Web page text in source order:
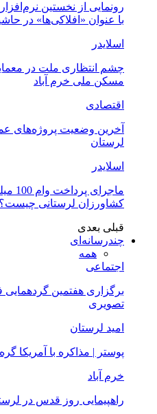
رونمایی از نخستین
با عنوان «افلاکی‌ها» در
اسلایدر
مسکن ملی خرم آباد
اقتصادی
آخرین وضعیت پروژه‌های
لرستان
اسلایدر
کشاورزان لرستانی چیست؟
قبلی بعدی
چندرسانه‌ای
همه
اجتماعی
برگزاری هفتمین گردهمایی
تصویری
امید لرستان
پوستر | مذاکره با آمریکا
خرم آباد
راهپیمایی روز قدس در